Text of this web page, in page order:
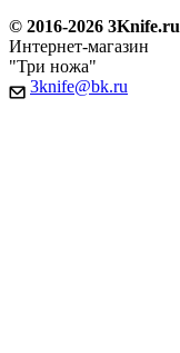
© 2016-2026 3Knife.ru
Интернет-магазин
"Три ножа"
3knife@bk.ru